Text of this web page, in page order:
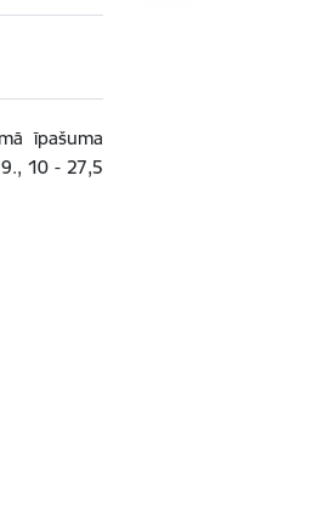
īpašuma
10 - 27,5